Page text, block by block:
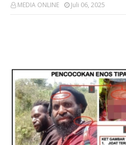
MEDIA ONLINE Juli 06, 2025